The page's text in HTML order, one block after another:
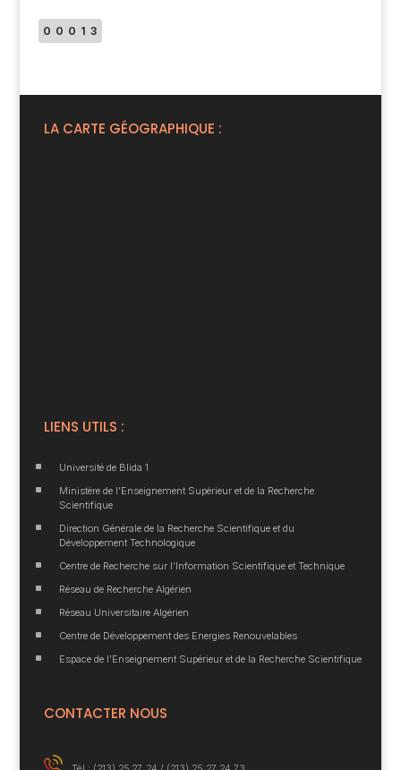
00013
LA CARTE GÉOGRAPHIQUE :
LIENS UTILS :
^ Université de Blida 1
^
Ministère de l’Enseignement Supérieur et de la Recherche
Scientifique
^
Direction Générale de la Recherche Scientifique et du
Développement Technologique
^ Centre de Recherche sur l’Information Scientifique et Technique
^ Réseau de Recherche Algérien
^ Réseau Universitaire Algérien
^ Centre de Développement des Energies Renouvelables
^ Espace de l’Enseignement Supérieur et de la Recherche Scientifique
CONTACTER NOUS